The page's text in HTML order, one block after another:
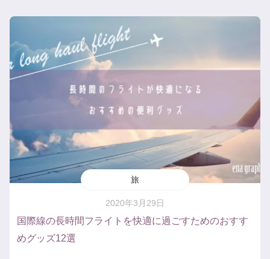
旅
2020年3月29日
国際線の長時間フライトを快適に過ごすためのおすす
めグッズ12選